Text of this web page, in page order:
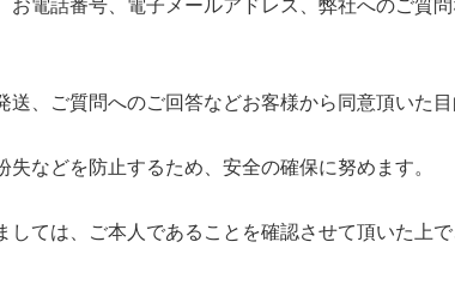
電話番号、電子メールアドレス、弊社へのご質
、ご質問へのご回答などお客様から同意頂いた目
などを防止するため、安全の確保に努めます。
ては、ご本人であることを確認させて頂いた上で